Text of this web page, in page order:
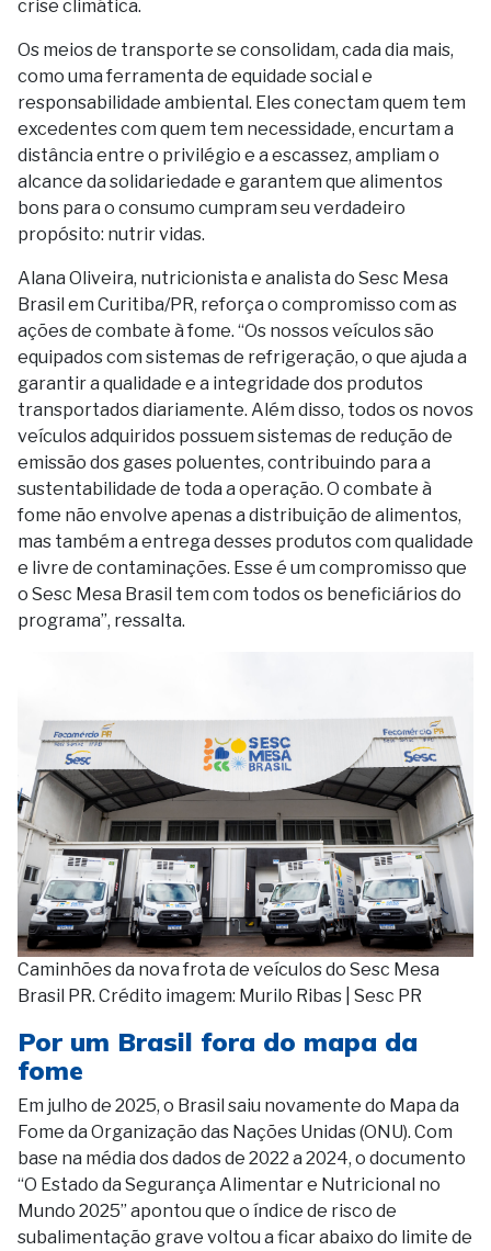
crise climática.
Os meios de transporte se consolidam, cada dia mais,
como uma ferramenta de equidade social e
responsabilidade ambiental. Eles conectam quem tem
excedentes com quem tem necessidade, encurtam a
distância entre o privilégio e a escassez, ampliam o
alcance da solidariedade e garantem que alimentos
bons para o consumo cumpram seu verdadeiro
propósito: nutrir vidas.
Alana Oliveira, nutricionista e analista do Sesc Mesa
Brasil em Curitiba/PR, reforça o compromisso com as
ações de combate à fome. “Os nossos veículos são
equipados com sistemas de refrigeração, o que ajuda a
garantir a qualidade e a integridade dos produtos
transportados diariamente. Além disso, todos os novos
veículos adquiridos possuem sistemas de redução de
emissão dos gases poluentes, contribuindo para a
sustentabilidade de toda a operação. O combate à
fome não envolve apenas a distribuição de alimentos,
mas também a entrega desses produtos com qualidade
e livre de contaminações. Esse é um compromisso que
o Sesc Mesa Brasil tem com todos os beneficiários do
programa”, ressalta.
Caminhões da nova frota de veículos do Sesc Mesa
Brasil PR. Crédito imagem: Murilo Ribas | Sesc PR
Por um Brasil fora do mapa da
fome
Em julho de 2025, o Brasil saiu novamente do Mapa da
Fome da Organização das Nações Unidas (ONU). Com
base na média dos dados de 2022 a 2024, o documento
“O Estado da Segurança Alimentar e Nutricional no
Mundo 2025” apontou que o índice de risco de
subalimentação grave voltou a ficar abaixo do limite de